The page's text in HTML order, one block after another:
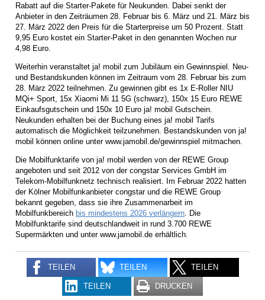
Rabatt auf die Starter-Pakete für Neukunden. Dabei senkt der
Anbieter in den Zeiträumen 28. Februar bis 6. März und 21. März bis
27. März 2022 den Preis für die Starterpreise um 50 Prozent. Statt
9,95 Euro kostet ein Starter-Paket in den genannten Wochen nur
4,98 Euro.
Weiterhin veranstaltet ja! mobil zum Jubiläum ein Gewinnspiel. Neu-
und Bestandskunden können im Zeitraum vom 28. Februar bis zum
28. März 2022 teilnehmen. Zu gewinnen gibt es 1x E-Roller NIU
MQi+ Sport, 15x Xiaomi Mi 11 5G (schwarz), 150x 15 Euro REWE
Einkaufsgutschein und 150x 10 Euro ja! mobil Gutschein.
Neukunden erhalten bei der Buchung eines ja! mobil Tarifs
automatisch die Möglichkeit teilzunehmen. Bestandskunden von ja!
mobil können online unter www.jamobil.de/gewinnspiel mitmachen.
Die Mobilfunktarife von ja! mobil werden von der REWE Group
angeboten und seit 2012 von der congstar Services GmbH im
Telekom-Mobilfunknetz technisch realisiert. Im Februar 2022 hatten
der Kölner Mobilfunkanbieter congstar und die REWE Group
bekannt gegeben, dass sie ihre Zusammenarbeit im
Mobilfunkbereich bis mindestens 2026 verlängern . Die
Mobilfunktarife sind deutschlandweit in rund 3.700 REWE
Supermärkten und unter www.jamobil.de erhältlich.
TEILEN TEILEN TEILEN
TEILEN DRUCKEN